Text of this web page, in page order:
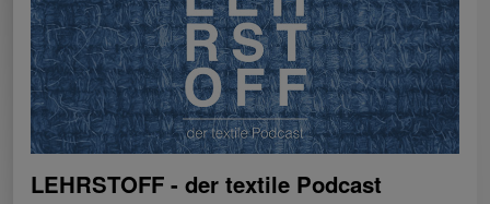
LEHRSTOFF - der textile Podcast